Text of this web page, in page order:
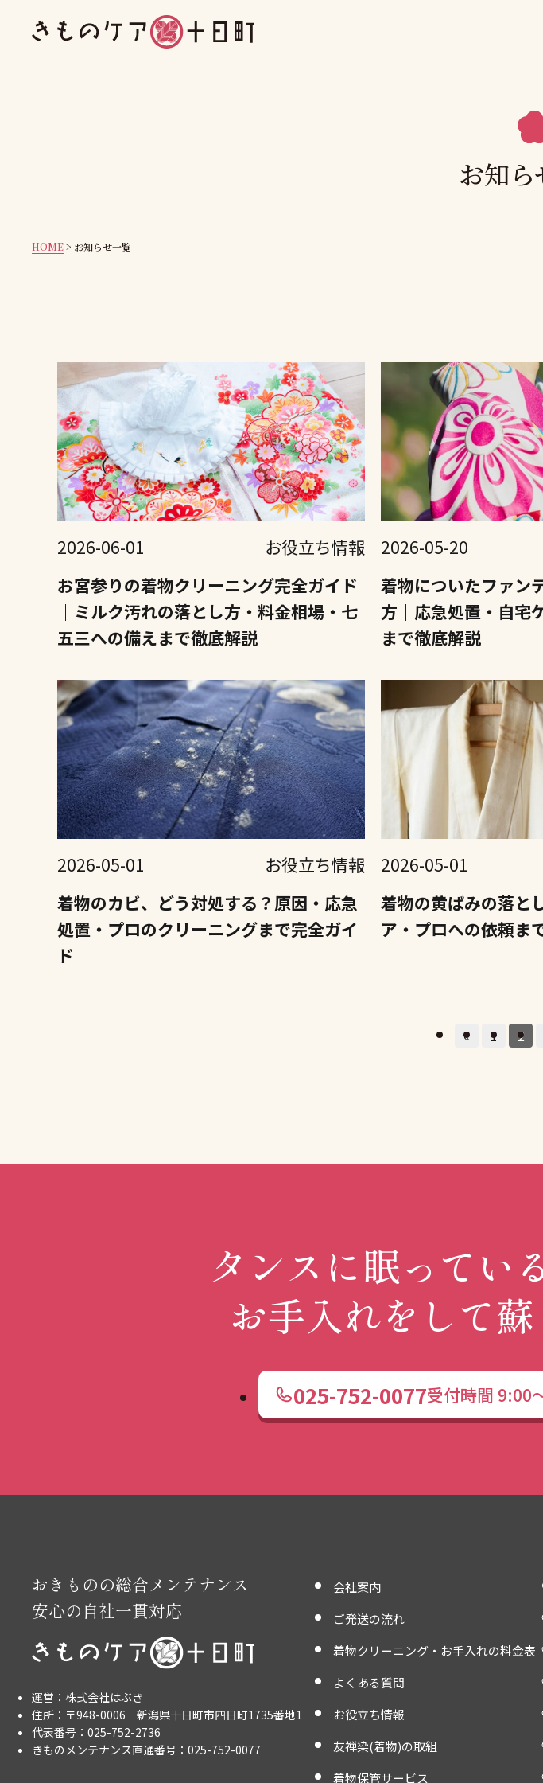
お知
HOME> お知らせ一覧
2026-06-01
お役立ち情報
お宮参りの着物クリーニング完全ガイド
｜ミルク汚れの落とし方・料金相場・七
五三への備えまで徹底解説
2026-05-20
着物についたファン
方｜応急処置・自宅
まで徹底解説
2026-05-01
お役立ち情報
着物のカビ、どう対処する？原因・応急
処置・プロのクリーニングまで完全ガイ
ド
2026-05-01
着物の黄ばみの落と
ア・プロへの依頼ま
« 1 2
タンスに眠ってい
お手入れをして
025-752-0077受付時間 9:00
おきものの総合メンテナンス
安心の自社一貫対応
運営：株式会社はぶき
住所：〒948-0006 新潟県十日町市四日町1735番地1
代表番号：025-752-2736
きものメンテナンス直通番号：025-752-0077
会社案内
ご発送の流れ
着物クリーニング・お手入れの料金表
よくある質問
お役立ち情報
友禅染(着物)の取組
着物保管サービス